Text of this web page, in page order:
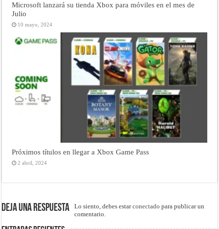
Microsoft lanzará su tienda Xbox para móviles en el mes de
Julio
10 mayo, 2024
Próximos títulos en llegar a Xbox Game Pass
2 abril, 2024
Deja una respuesta Lo siento, debes estarconectado para publicar un
comentario.